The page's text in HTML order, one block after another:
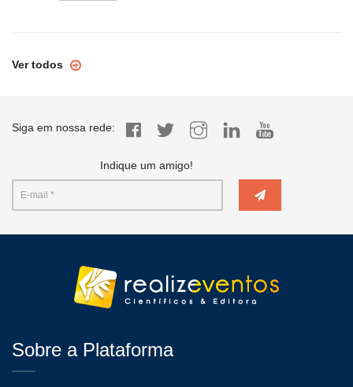
Ver todos
Siga em nossa rede:
Indique um amigo!
Sobre a Plataforma